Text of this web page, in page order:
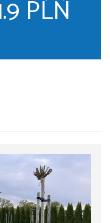
PLN